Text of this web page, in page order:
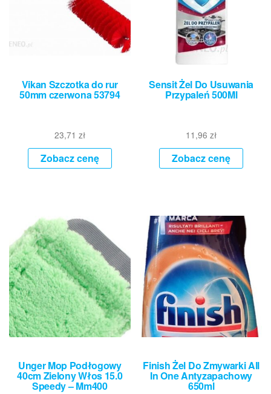
Vikan Szczotka do rur
50mm czerwona 53794
23,71 zł
Zobacz cenę
Sensit Żel Do Usuwania
Przypaleń 500Ml
11,96zł
Zobacz cenę
Unger Mop Podłogowy
40cm Zielony Włos 15.0
Speedy – Mm400
Finish Żel Do Zmywarki All
In One Antyzapachowy
650ml